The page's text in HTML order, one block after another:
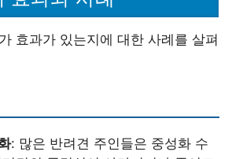
효과가 있는지에 대한 사례를 살펴
: 많은 반려견 주인들은 중성화 수